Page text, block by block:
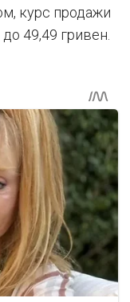
курс продажи
49,49 гривен.